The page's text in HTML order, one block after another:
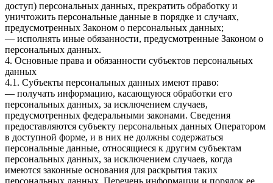
доступ) персональных данных, прекратить обработку и
уничтожить персональные данные в порядке и случаях,
предусмотренных Законом о персональных данных;
— исполнять иные обязанности, предусмотренные Законом о
персональных данных.
4. Основные права и обязанности субъектов персональных
данных
4.1. Субъекты персональных данных имеют право:
— получать информацию, касающуюся обработки его
персональных данных, за исключением случаев,
предусмотренных федеральными законами. Сведения
предоставляются субъекту персональных данных Оператором
в доступной форме, и в них не должны содержаться
персональные данные, относящиеся к другим субъектам
персональных данных, за исключением случаев, когда
имеются законные основания для раскрытия таких
персональных данных. Перечень информации и порядок ее